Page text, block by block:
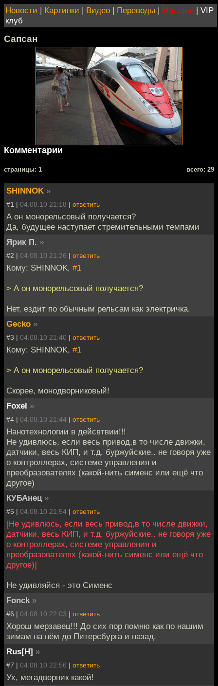
Новости | Картинки | Видео | Переводы | Магазин | VIP
клуб
Сапсан
Комментарии
cтраницы: 1 всего: 29
SHINNOK »
#1 | 04.08.10 21:18 | ответить
А он монорельсовый получается?
Да, будущее наступает стремительными темпами
Ярик П. »
#2 | 04.08.10 21:26 | ответить
Кому: SHINNOK, #1
> А он монорельсовый получается?
Нет, ездит по обычным рельсам как электричка.
Gecko »
#3 | 04.08.10 21:40 | ответить
Кому: SHINNOK, #1
> А он монорельсовый получается?
Скорее, монодворниковый!
Foxel »
#4 | 04.08.10 21:44 | ответить
Нанотехнологии в дейсвтвии!!!
Не удивлюсь, если весь привод,в то числе движки,
датчики, весь КИП, и т.д. буржуйские.. не говоря уже
о контроллерах, системе управления и
преобразователях (какой-нить сименс или ещё что
другое)
КУБАнец »
#5 | 04.08.10 21:54 | ответить
[Не удивлюсь, если весь привод,в то числе движки,
датчики, весь КИП, и т.д. буржуйские.. не говоря уже
о контроллерах, системе управления и
преобразователях (какой-нить сименс или ещё что
другое)]
Не удивляйся - это Сименс
Fonck »
#6 | 04.08.10 22:03 | ответить
Хорош мерзавец!!! До сих пор помню как по нашим
зимам на нём до Питерсбурга и назад.
Rus[H] »
#7 | 04.08.10 22:56 | ответить
Ух, мегадворник какой!